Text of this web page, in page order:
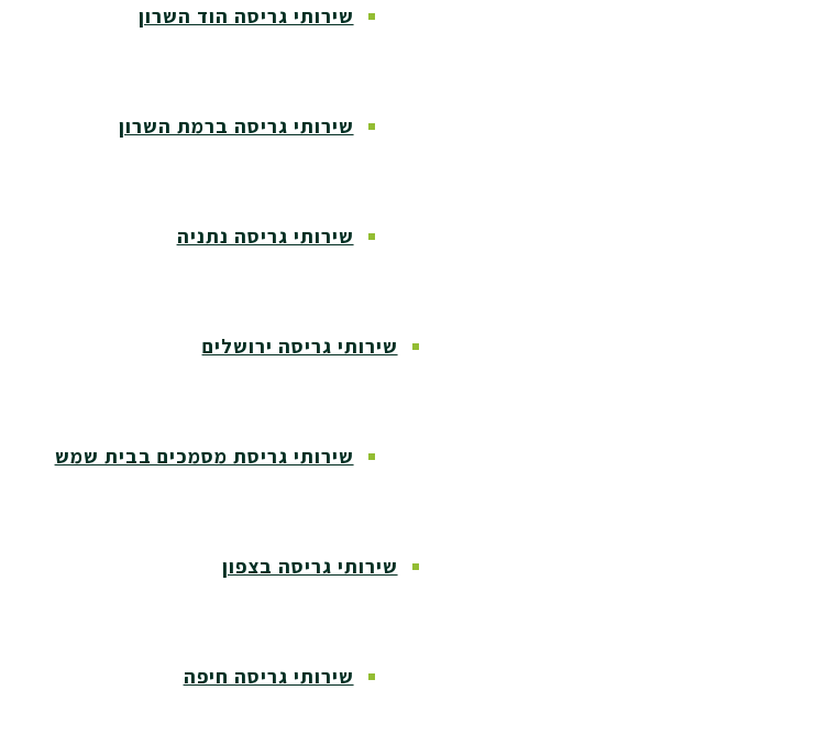
שירותי גריסה הוד השרון
שירותי גריסה ברמת השרון
שירותי גריסה נתניה
שירותי גריסה ירושלים
שירותי גריסת מסמכים בבית שמש
שירותי גריסה בצפון
שירותי גריסה חיפה